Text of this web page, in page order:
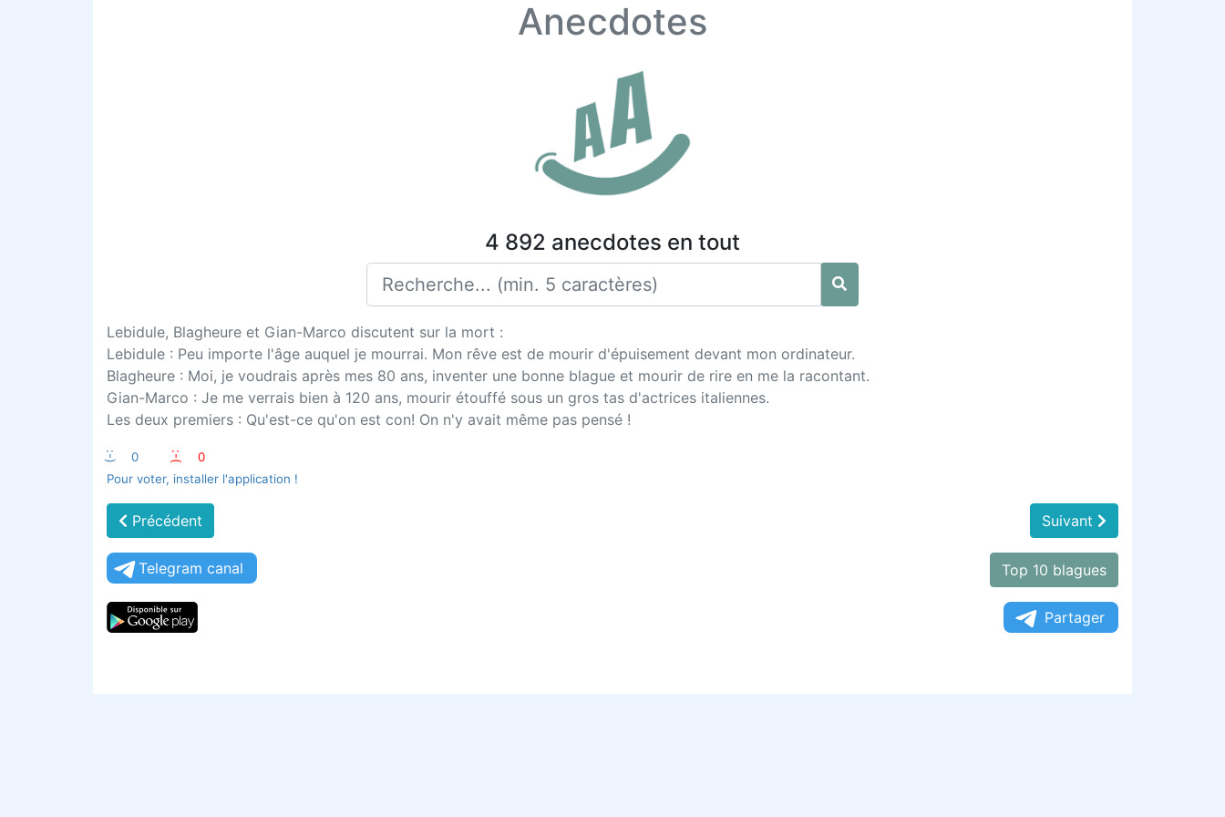
Anecdotes
4 892 anecdotes en tout
Lebidule, Blagheure et Gian-Marco discutent sur la mort :
Lebidule : Peu importe l'âge auquel je mourrai. Mon rêve est de mourir d'épuisement devant mon ordinateur.
Blagheure : Moi, je voudrais après mes 80 ans, inventer une bonne blague et mourir de rire en me la racontant.
Gian-Marco : Je me verrais bien à 120 ans, mourir étouffé sous un gros tas d'actrices italiennes.
Les deux premiers : Qu'est-ce qu'on est con! On n'y avait même pas pensé !
:-) 0 :-(
0
Pour voter, installer l'application !
Précédent Suivant
Telegram canal Top 10 blagues
Partager